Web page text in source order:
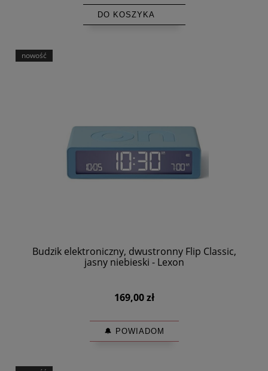
DO KOSZYKA
Budzik elektroniczny, dwustronny Flip Classic,
jasny niebieski - Lexon
169,00 zł
🔔 POWIADOM
nowość